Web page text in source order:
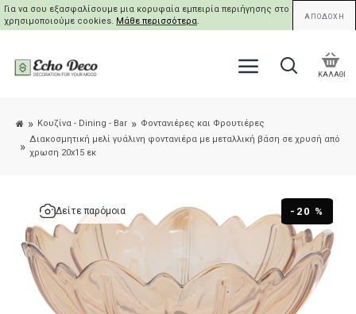
Για να σου εξασφαλίσουμε μια κορυφαία εμπειρία περιήγησης στο site μας,
χρησιμοποιούμε cookies. Μάθε περισσότερα. ΑΠΟΔΟΧΗ
ΚΑΛΑΘΙ
Κουζίνα - Dining - Bar
Φοντανιέρες και Φρουτιέρες
Διακοσμητική μελί γυάλινη φοντανιέρα με μεταλλική βάση σε χρυσή από
χρωση 20x15 εκ
-20 %
Δείτε παρόμοια